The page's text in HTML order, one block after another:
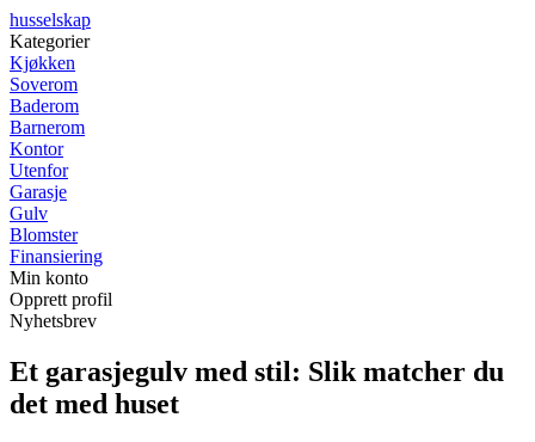
husselskap
Kategorier
Kjøkken
Soverom
Baderom
Barnerom
Kontor
Utenfor
Garasje
Gulv
Blomster
Finansiering
Min konto
Opprett profil
Nyhetsbrev
Et garasjegulv med stil: Slik matcher du
det med huset